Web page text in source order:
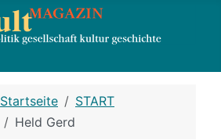
Startseite
START
Held Gerd